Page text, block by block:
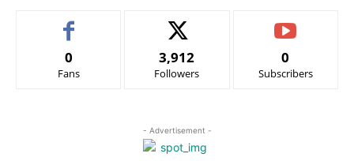
0
Fans
3,912
Followers
0
Subscribers
- Advertisement -